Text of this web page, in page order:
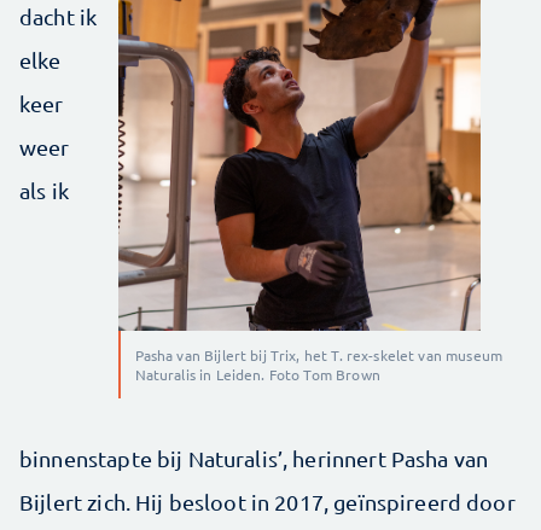
Pasha van Bijlert bij Trix, het T. rex-skelet van museum
Naturalis in Leiden. Foto Tom Brown
dacht ik
elke
keer
weer
als ik
binnenstapte bij Naturalis’, herinnert Pasha van
Bijlert zich. Hij besloot in 2017, geïnspireerd door